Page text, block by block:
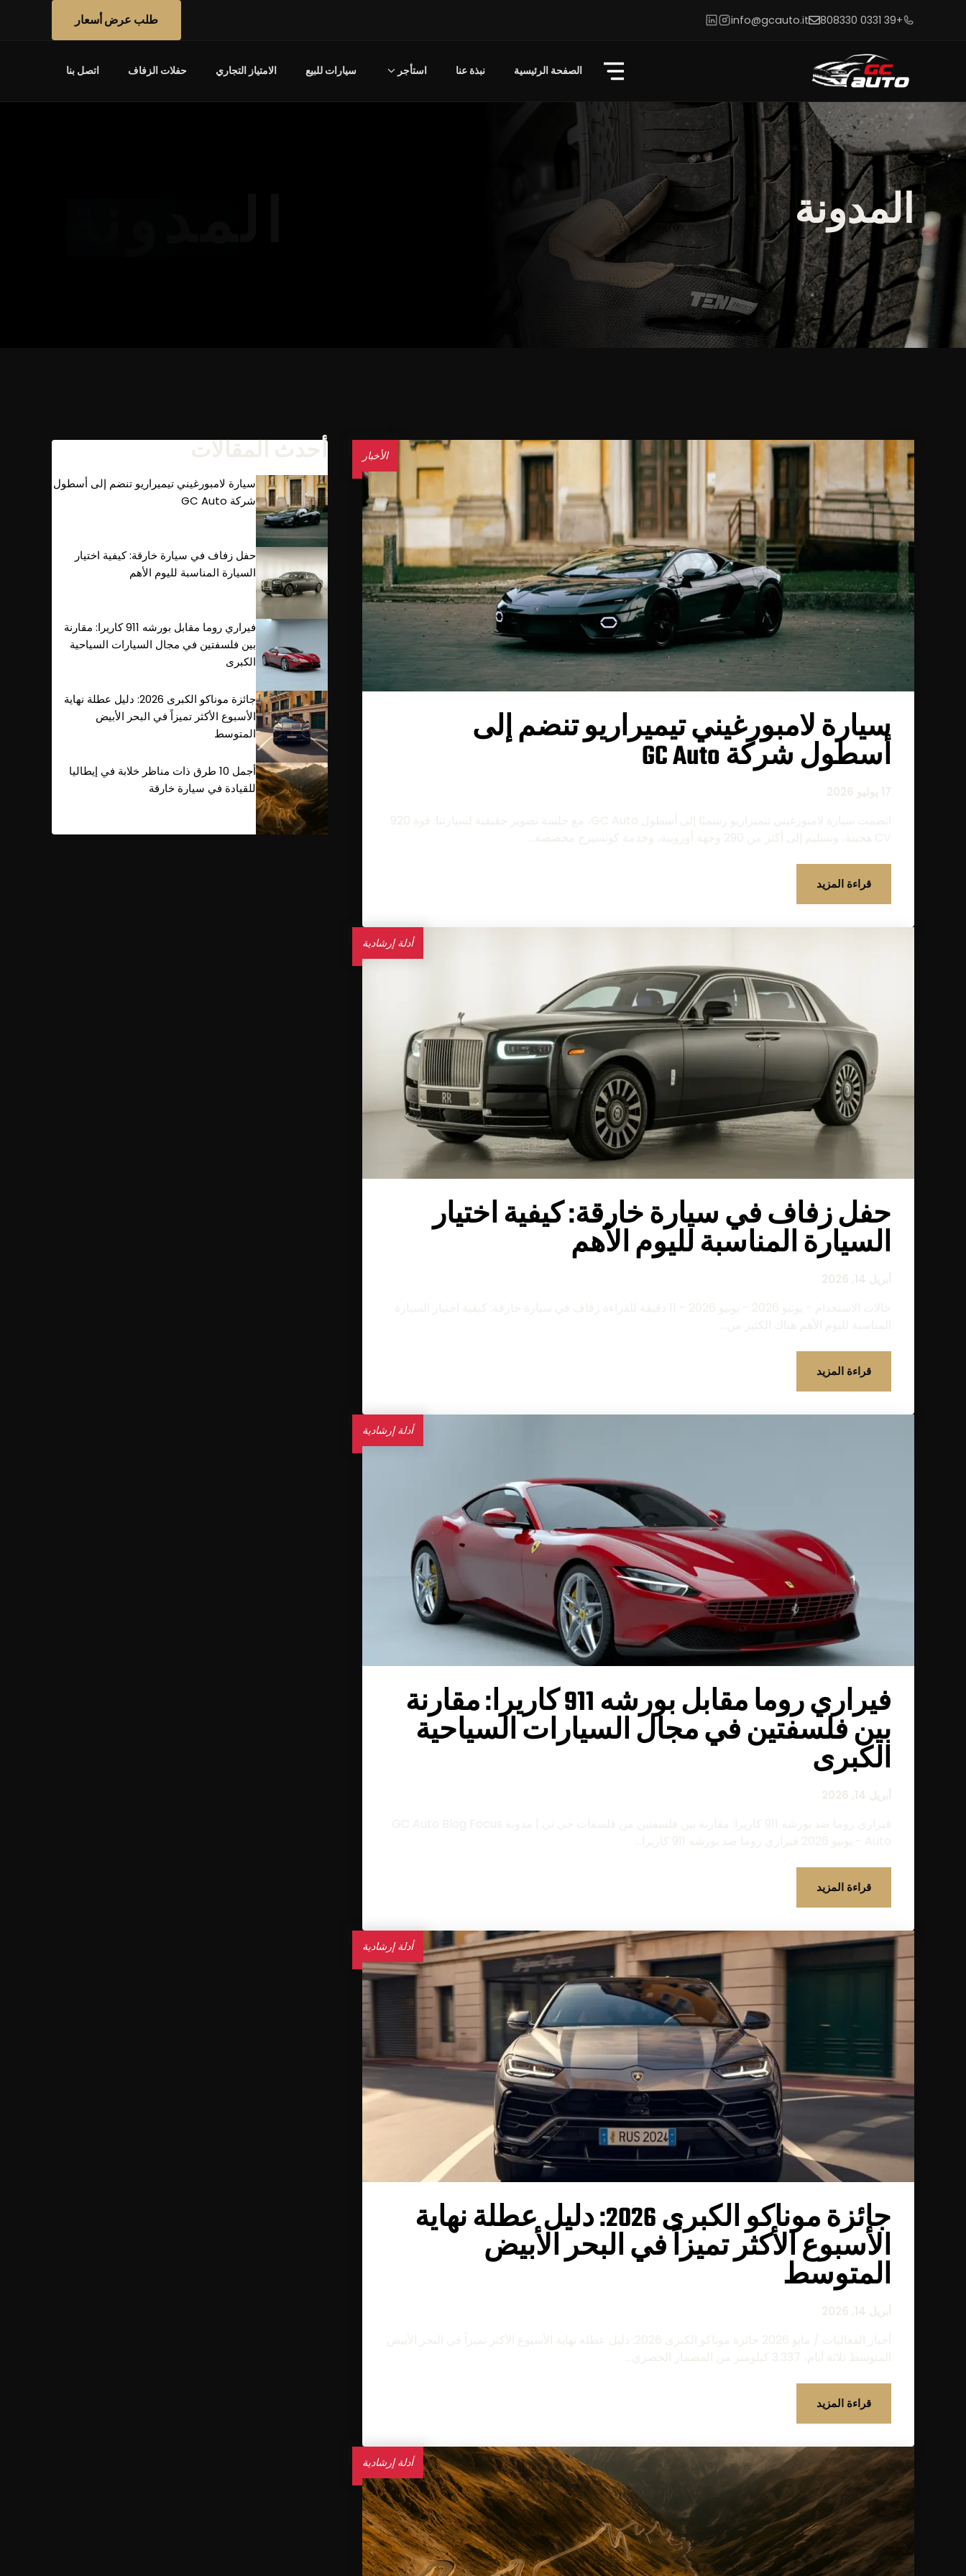
+39 0331 808330
info@gcauto.it طلب عرض أسعار
الصفحة الرئيسية نبذة عنا استأجر سيارات للبيع الامتياز التجاري حفلات الزفاف اتصل بنا
المدونة
الأخبار
سيارة لامبورغيني تيميراريو تنضم إلى
أسطول شركة GC Auto
قراءة المزيد
أدلة إرشادية
حفل زفاف في سيارة خارقة: كيفية اختيار
السيارة المناسبة لليوم الأهم
قراءة المزيد
أدلة إرشادية
فيراري روما مقابل بورشه 911 كاريرا: مقارنة
بين فلسفتين في مجال السيارات السياحية
الكبرى
قراءة المزيد
أدلة إرشادية
جائزة موناكو الكبرى 2026: دليل عطلة نهاية
الأسبوع الأكثر تميزاً في البحر الأبيض
المتوسط
قراءة المزيد
أدلة إرشادية
أحدث المقالات
سيارة لامبورغيني تيميراريو تنضم إلى أسطول
شركة GC Auto
حفل زفاف في سيارة خارقة: كيفية اختيار
السيارة المناسبة لليوم الأهم
فيراري روما مقابل بورشه 911 كاريرا: مقارنة
بين فلسفتين في مجال السيارات السياحية
الكبرى
جائزة موناكو الكبرى 2026: دليل عطلة نهاية
الأسبوع الأكثر تميزاً في البحر الأبيض
المتوسط
أجمل 10 طرق ذات مناظر خلابة في إيطاليا
للقيادة في سيارة خارقة